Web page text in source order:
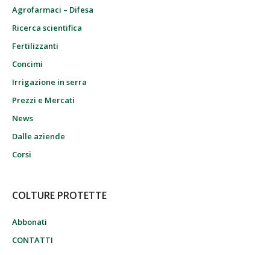
Agrofarmaci – Difesa
Ricerca scientifica
Fertilizzanti
Concimi
Irrigazione in serra
Prezzi e Mercati
News
Dalle aziende
Corsi
COLTURE PROTETTE
Abbonati
CONTATTI